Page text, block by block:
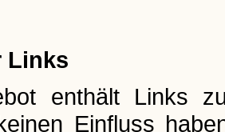
Links
enthält Links
Einfluss